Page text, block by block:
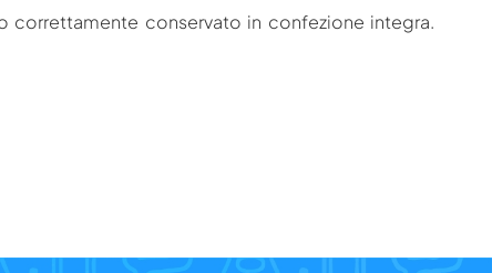
conservato in confezione integra.